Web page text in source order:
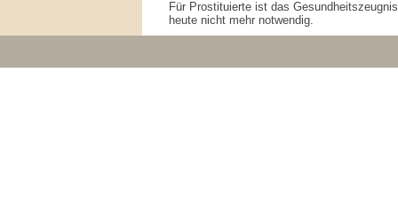
Für Prostituierte ist das
heute nicht mehr notwendig.